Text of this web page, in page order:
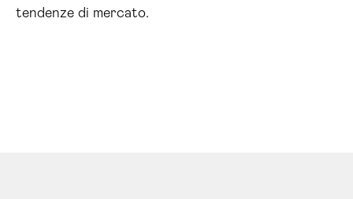
tendenze di mercato.